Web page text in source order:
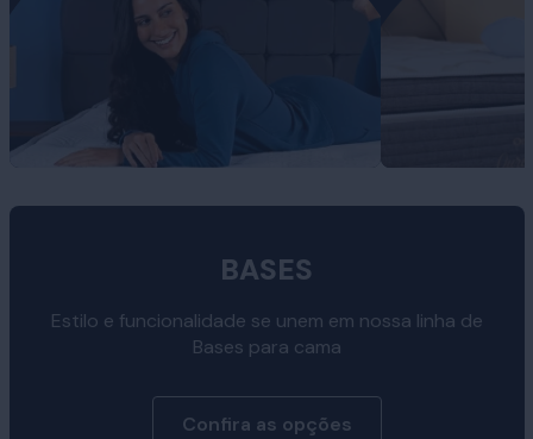
BASES
Estilo e funcionalidade se unem em nossa linha de
Bases para cama
Confira as opções